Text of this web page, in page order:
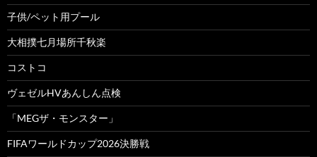
子供/ペット用プール
大相撲七月場所千秋楽
コストコ
ヴェゼルHVあんしん点検
「MEGザ・モンスター」
FIFAワールドカップ2026決勝戦